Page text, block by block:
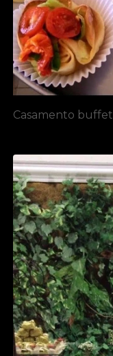
Casamento buffet